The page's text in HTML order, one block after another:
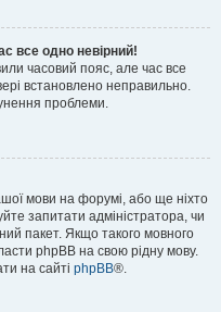
все одно невірний!
часовий пояс, але час все
встановлено неправильно.
проблеми.
мови на форумі, або ще ніхто
запитати адміністратора, чи
пакет. Якщо такого мовного
phpBB на свою рідну мову.
на сайті phpBB®.